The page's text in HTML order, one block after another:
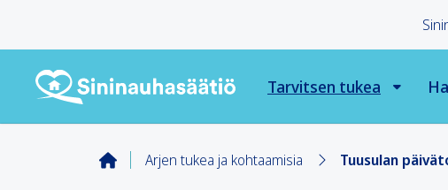
Tarvitsen tukea
Arjen tukea ja kohtaamisia Tuusulan